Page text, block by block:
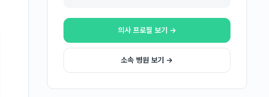
의사 프로필 보기 →
소속 병원 보기 →